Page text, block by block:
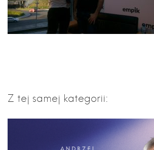
Z tej samej kategorii: